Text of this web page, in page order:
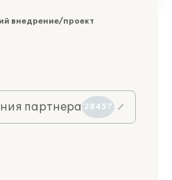
внедрение/проект
партнера 28457